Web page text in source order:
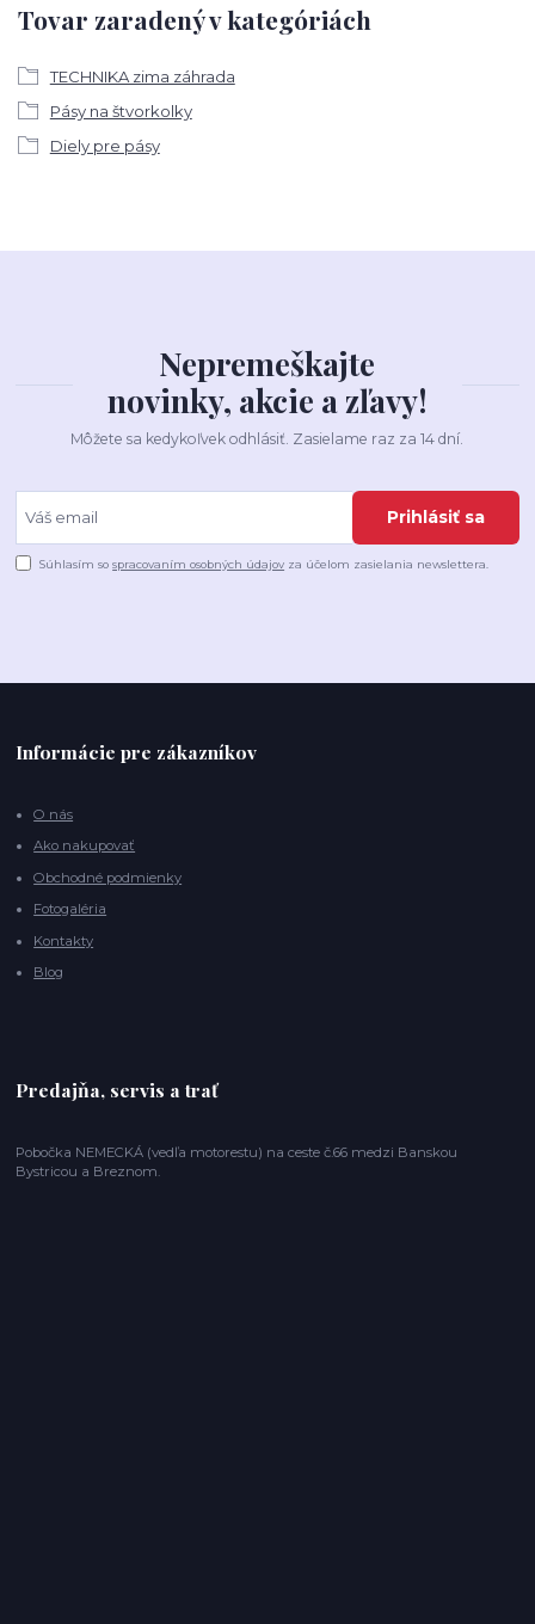
Tovar zaradený v kategóriách
TECHNIKA zima záhrada
Pásy na štvorkolky
Diely pre pásy
Nepremeškajte
novinky, akcie a zľavy!
Môžete sa kedykoľvek odhlásiť. Zasielame raz za 14 dní.
Prihlásiť sa
Súhlasím sospracovaním osobných údajov za účelom zasielania newslettera.
Informácie pre zákazníkov
O nás
Ako nakupovať
Obchodné podmienky
Fotogaléria
Kontakty
Blog
Predajňa, servis a trať
Pobočka NEMECKÁ (vedľa motorestu) na ceste č.66 medzi Banskou
Bystricou a Breznom.